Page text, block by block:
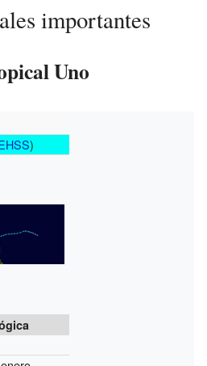
importantes
Uno
)